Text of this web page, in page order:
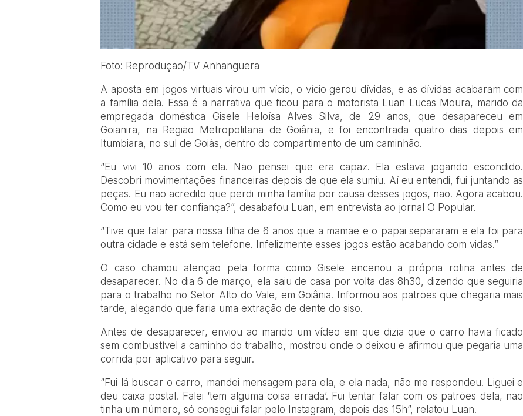
Foto: Reprodução/TV Anhanguera
A aposta em jogos virtuais virou um vício, o vício gerou dívidas, e as dívidas acabaram com
a família dela. Essa é a narrativa que ficou para o motorista Luan Lucas Moura, marido da
empregada doméstica Gisele Heloísa Alves Silva, de 29 anos, que desapareceu em
Goianira, na Região Metropolitana de Goiânia, e foi encontrada quatro dias depois em
Itumbiara, no sul de Goiás, dentro do compartimento de um caminhão.
“Eu vivi 10 anos com ela. Não pensei que era capaz. Ela estava jogando escondido.
Descobri movimentações financeiras depois de que ela sumiu. Aí eu entendi, fui juntando as
peças. Eu não acredito que perdi minha família por causa desses jogos, não. Agora acabou.
Como eu vou ter confiança?”, desabafou Luan, em entrevista ao jornal O Popular.
“Tive que falar para nossa filha de 6 anos que a mamãe e o papai separaram e ela foi para
outra cidade e está sem telefone. Infelizmente esses jogos estão acabando com vidas.”
O caso chamou atenção pela forma como Gisele encenou a própria rotina antes de
desaparecer. No dia 6 de março, ela saiu de casa por volta das 8h30, dizendo que seguiria
para o trabalho no Setor Alto do Vale, em Goiânia. Informou aos patrões que chegaria mais
tarde, alegando que faria uma extração de dente do siso.
Antes de desaparecer, enviou ao marido um vídeo em que dizia que o carro havia ficado
sem combustível a caminho do trabalho, mostrou onde o deixou e afirmou que pegaria uma
corrida por aplicativo para seguir.
“Fui lá buscar o carro, mandei mensagem para ela, e ela nada, não me respondeu. Liguei e
deu caixa postal. Falei ‘tem alguma coisa errada’. Fui tentar falar com os patrões dela, não
tinha um número, só consegui falar pelo Instagram, depois das 15h”, relatou Luan.